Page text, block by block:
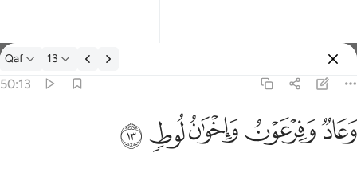
Tafsir: Qaf 50:13
Qaf 13
50:13
وَعَادٌۭ وَفِرْعَوْنُ وَإِخْوَٰنُ لُوطٍۢ ١٣
ﲳﲴﲵﲶﲷ